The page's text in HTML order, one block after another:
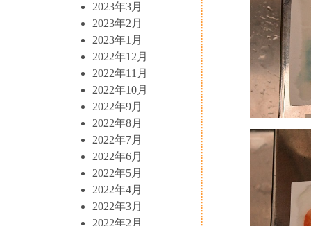
2023年3月
2023年2月
2023年1月
2022年12月
2022年11月
2022年10月
2022年9月
2022年8月
2022年7月
2022年6月
2022年5月
2022年4月
2022年3月
2022年2月